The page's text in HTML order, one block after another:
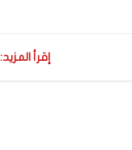
إقرأ المزيد: